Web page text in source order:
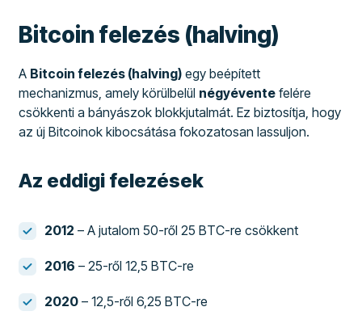
Bitcoin felezés (halving)
A Bitcoin felezés (halving) egy beépített
mechanizmus, amely körülbelül négyévente felére
csökkenti a bányászok blokkjutalmát. Ez biztosítja, hogy
az új Bitcoinok kibocsátása fokozatosan lassuljon.
Az eddigi felezések
2012 – A jutalom 50-ről 25 BTC-re csökkent
2016 – 25-ről 12,5 BTC-re
2020 – 12,5-ről 6,25 BTC-re